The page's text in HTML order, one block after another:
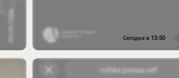
Сегодня в 13:50